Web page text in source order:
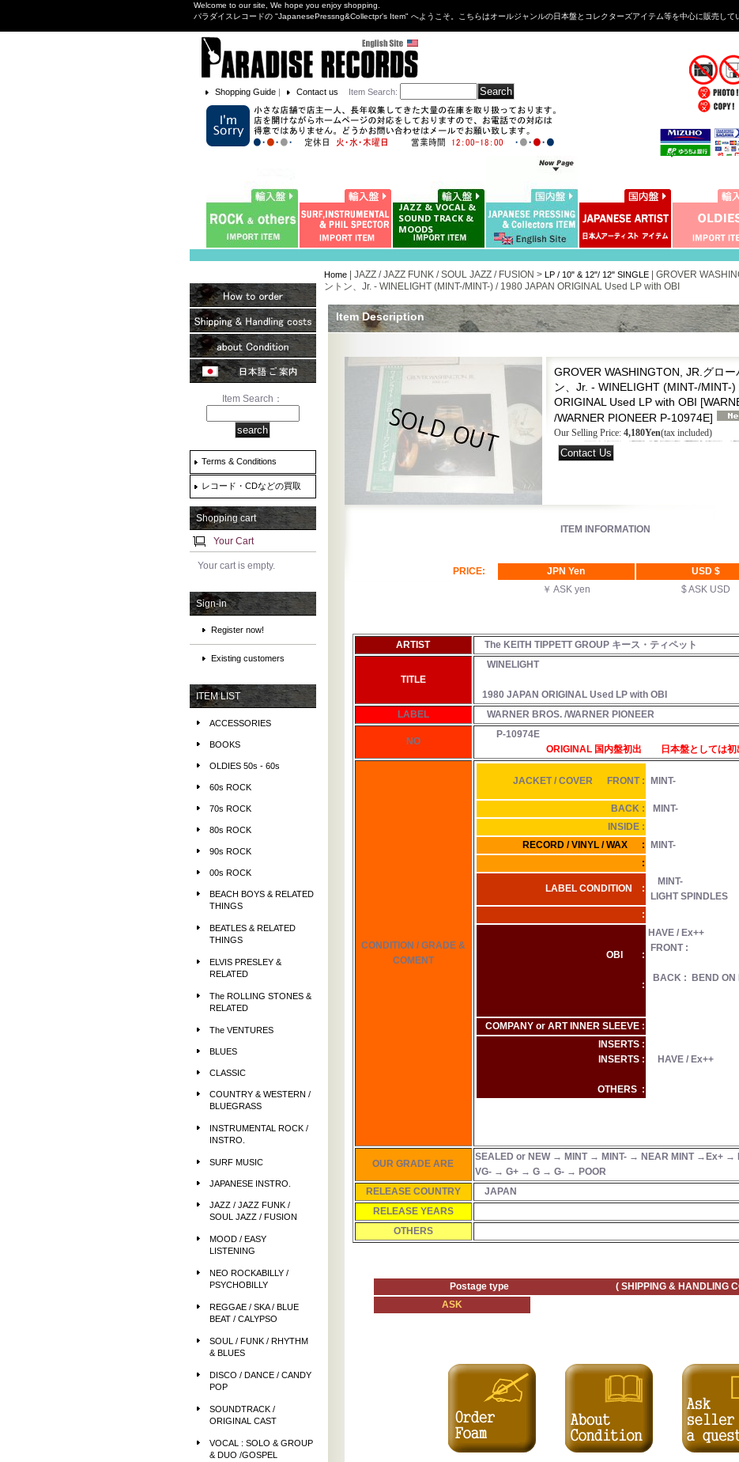
Welcome to our site, We hope you enjoy shopping.
パラダイスレコードの "JapanesePressng&Collectpr's Item" へようこそ。こちらはオールジャンルの日本盤とコレクターズアイテム等を中心に販売し
Shopping Guide| Contact us Item Search:
Item Search：
Terms & Conditions
レコード・CDなどの買取
Shopping cart
Your Cart
Your cart is empty.
Sign-in
Register now!
Existing customers
ITEM LIST
ACCESSORIES
BOOKS
OLDIES 50s - 60s
60s ROCK
70s ROCK
80s ROCK
90s ROCK
00s ROCK
BEACH BOYS & RELATED
THINGS
BEATLES & RELATED
THINGS
ELVIS PRESLEY &
RELATED
The ROLLING STONES &
RELATED
The VENTURES
BLUES
CLASSIC
COUNTRY & WESTERN /
BLUEGRASS
INSTRUMENTAL ROCK /
INSTRO.
SURF MUSIC
JAPANESE INSTRO.
JAZZ / JAZZ FUNK /
SOUL JAZZ / FUSION
MOOD / EASY
LISTENING
NEO ROCKABILLY /
PSYCHOBILLY
REGGAE / SKA / BLUE
BEAT / CALYPSO
SOUL / FUNK / RHYTHM
& BLUES
DISCO / DANCE / CANDY
POP
SOUNDTRACK /
ORIGINAL CAST
VOCAL : SOLO & GROUP
& DUO /GOSPEL
Home| JAZZ / JAZZ FUNK / SOUL JAZZ / FUSION > LP / 10" & 12"/ 12" SINGLE| GROVER
ントン、Jr. - WINELIGHT (MINT-/MINT-) / 1980 JAPAN ORIGINAL Used LP with OBI
Item Description
GROVER WASHINGTON, JR.グロー
ン、Jr. - WINELIGHT (MINT-/MINT-)
ORIGINAL Used LP with OBI [
/WARNER PIONEER P-10974E]
Our Selling Price: 4,180Yen(tax included)
ITEM INFORMATION
PRICE: JPN Yen
USD $
￥ ASK yen
$ ASK USD
ARTIST The KEITH TIPPETT GROUP キース・ティペット
TITLE
WINELIGHT
1980 JAPAN ORIGINAL Used LP with OBI
LABEL
WARNER BROS. /WARNER PIONEER
NO
P-10974E
ORIGINAL 国内盤初出 日本盤としては初
CONDITION / GRADE &
COMENT
JACKET / COVER FRONT : MINT-
BACK :
MINT-
INSIDE :
RECORD / VINYL / WAX :
MINT-
:
LABEL CONDITION :
MINT-
LIGHT SPINDLES
:
OBI :
:
HAVE / Ex++
FRONT :
BACK : BEND ON
COMPANY or ART INNER SLEEVE :
INSERTS :
INSERTS :
OTHERS :
HAVE / Ex++
OUR GRADE ARE
SEALED or NEW → MINT → MINT- → NEAR MINT →Ex+
VG- → G+ → G → G- → POOR
RELEASE COUNTRY
JAPAN
RELEASE YEARS
OTHERS
Postage type ( SHIPPING & HANDLING
ASK